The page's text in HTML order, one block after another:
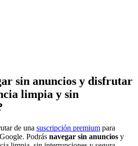
sin anuncios y disfrutar
limpia y sin
de una suscripción premium para
Podrás navegar sin anuncios y